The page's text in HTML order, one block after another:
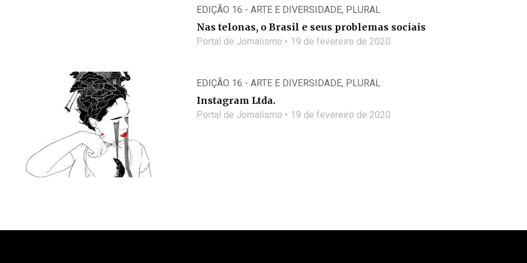
EDIÇÃO 16 - ARTE E DIVERSIDADE, PLURAL
Nas telonas, o Brasil e seus problemas sociais
Portal de Jornalismo 19 de fevereiro de 2020
EDIÇÃO 16 - ARTE E DIVERSIDADE, PLURAL
Instagram Ltda.
Portal de Jornalismo 19 de fevereiro de 2020